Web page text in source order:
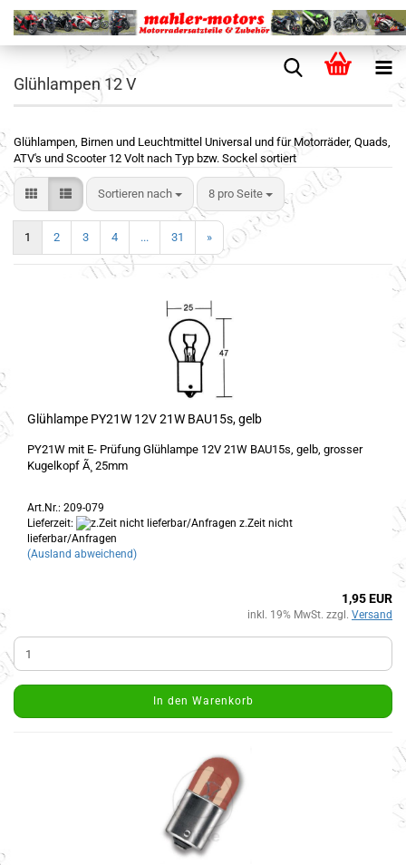
Glühlampen 12 V
Glühlampen, Birnen und Leuchtmittel Universal und für Motorräder, Quads,
ATV's und Scooter 12 Volt nach Typ bzw. Sockel sortiert
Sortieren nach 8 pro Seite
1 2 3 4 ... 31 »
Glühlampe PY21W 12V 21W BAU15s, gelb
PY21W mit E- Prüfung Glühlampe 12V 21W BAU15s, gelb, grosser
Kugelkopf Ã¸ 25mm
Art.Nr.: 209-079
Lieferzeit:
z.Zeit nicht
lieferbar/Anfragen
(Ausland abweichend)
1,95 EUR
inkl. 19% MwSt. zzgl. Versand
In den Warenkorb